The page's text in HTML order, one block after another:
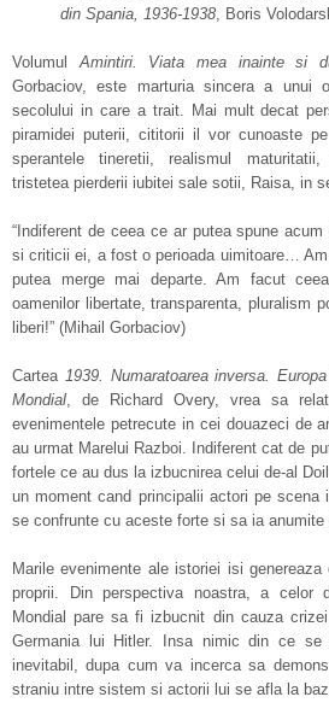
din Spania, 1936-1938, Boris
Volumul Amintiri. Viata mea inainte si
Gorbaciov, este marturia sincera a unui
secolului in care a trait. Mai mult decat
piramidei puterii, cititorii il vor cunoaste
sperantele tineretii, realismul
tristetea pierderii iubitei sale sotii, Raisa, in
“Indiferent de ceea ce ar putea spune
si criticii ei, a fost o perioada uimitoare…
putea merge mai departe. Am facut
oamenilor libertate, transparenta, pluralism
liberi!” (Mihail Gorbaciov)
Cartea1939. Numaratoarea inversa.
Mondial, de Richard Overy, vrea sa
evenimentele petrecute in cei douazeci de
au urmat Marelui Razboi. Indiferent cat de
fortele ce au dus la izbucnirea celui de-al
un moment cand principalii actori pe
se confrunte cu aceste forte si sa ia anumite
Marile evenimente ale istoriei isi
proprii. Din perspectiva noastra, a celor
Mondial pare sa fi izbucnit din cauza
Germania lui Hitler. Insa nimic din ce
inevitabil, dupa cum va incerca sa
straniu intre sistem si actorii lui se afla la